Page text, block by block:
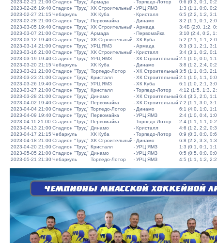
2023-02-21 21:00Стадион "Труд" Армада -Торпедо-Лотор
0:6 (0:3, 0:1,
2023-02-26 19:40Стадион "Труд" ХК Строительный -УРЦ ЯМЗ
1:3 (1:1, 0:0,
2023-02-27 21:15 Чебаркуль ХК Куба -Кристалл
6:5 (2:2, 1:2,
2023-02-28 21:00Стадион "Труд" Первомайка - Динамо
3:2 (1:1, 0:1,
2023-03-05 19:40Стадион "Труд" ХК Строительный -Армада
3:4Б (2:0, 1:2,
2023-03-07 21:00Стадион "Труд" Армада -Первомайка
3:10 (2:4, 0:2,
2023-03-12 19:40Стадион "Труд" ХК Строительный -ХК Куба
5:2 (2:1, 1:1,
2023-03-14 21:00Стадион "Труд" УРЦ ЯМЗ -Армада
8:3 (3:1, 2:1,
2023-03-16 21:00Стадион "Труд" ХК Строительный -Кристалл
3:4 (3:1, 0:2,
2023-03-19 19:40Стадион "Труд" УРЦ ЯМЗ -ХК Строительный 2:1 (1:0, 0:0,
2023-03-20 21:15 Чебаркуль ХК Куба - Динамо
3:8 (1:2, 2:4,
2023-03-21 21:00Стадион "Труд" Торпедо-Лотор -ХК Строительный 3:5 (1:1, 0:3,
2023-03-23 21:00Стадион "Труд" Кристалл -ХК Строительный 2:1 (1:0, 1:1,
2023-03-26 19:40Стадион "Труд" УРЦ ЯМЗ -ХК Куба
6:1 (1:0, 2:1,
2023-03-27 21:00Стадион "Труд" Кристалл -Торпедо-Лотор
4:12 (1:5, 1:3,
2023-03-28 21:00Стадион "Труд" Динамо -ХК Строительный 6:4 (3:3, 2:0,
2023-04-02 19:40Стадион "Труд" Первомайка -ХК Строительный 7:2 (1:1, 3:0,
2023-04-04 21:00Стадион "Труд" Торпедо-Лотор - Динамо
6:1 (4:0, 1:0,
2023-04-09 19:40Стадион "Труд" Первомайка -УРЦ ЯМЗ
2:4 (1:0, 0:4,
2023-04-11 21:00 Стадион "Труд" Первомайка -Торпедо-Лотор
2:4 (1:1, 1:1,
2023-04-13 21:00Стадион "Труд" Динамо -Кристалл
4:6 (1:2, 2:2,
2023-04-17 21:15 Чебаркуль ХК Куба -Торпедо-Лотор
0:9 (0:3, 0:0,
2023-04-18 21:00Стадион "Труд" ХК Строительный - Динамо
6:8 (2:2, 3:3,
2023-04-20 21:00Стадион "Труд" Кристалл -УРЦ ЯМЗ
1:3 (0:1, 0:1,
2023-05-05 21:00Стадион "Труд" Динамо -УРЦ ЯМЗ
0:5 (0:5, 0:0,
2023-05-21 21:30Чебаркуль Торпедо-Лотор -УРЦ ЯМЗ 4:5 (1:1, 1:2,